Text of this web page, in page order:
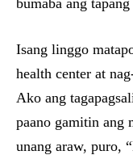
bumaba ang
Isang linggo
health center at
Ako ang
paano gamitin ang
unang araw, puro,